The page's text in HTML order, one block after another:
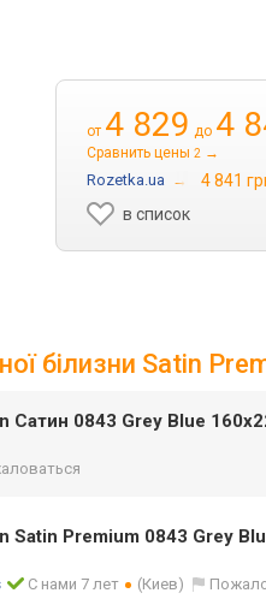
от 4 829 до 4
Сравнить цены 2 →
Rozetka.ua → 4 841
в список
білизни Satin
Сатин 0843 Grey Blue
Satin Premium 0843 Grey
С нами 7 лет (Киев)